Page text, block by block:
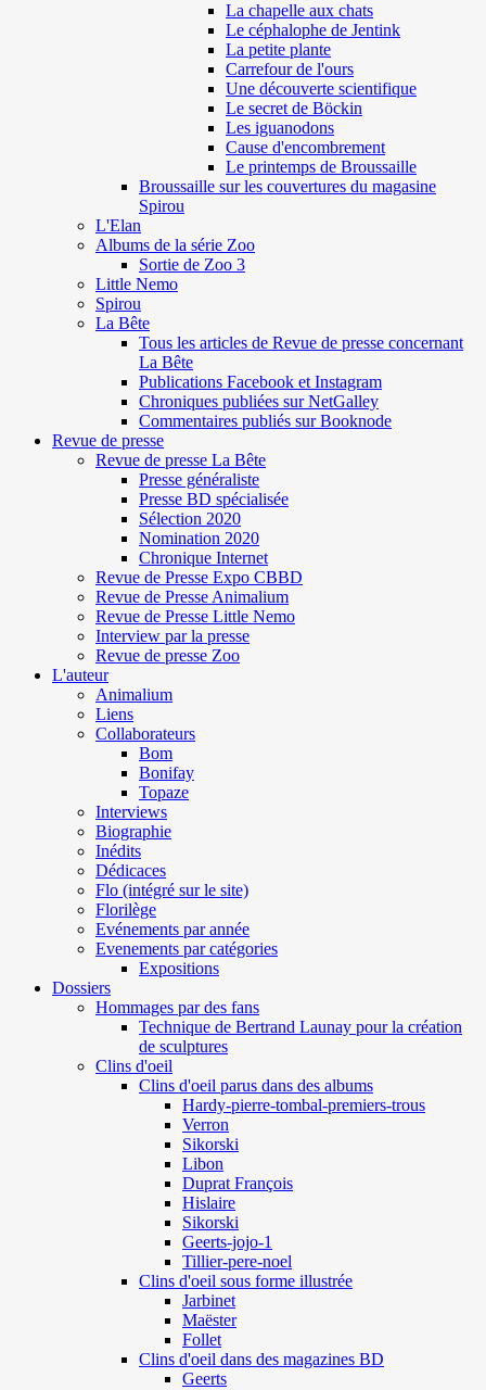
La chapelle aux chats
Le céphalophe de Jentink
La petite plante
Carrefour de l'ours
Une découverte scientifique
Le secret de Böckin
Les iguanodons
Cause d'encombrement
Le printemps de Broussaille
Broussaille sur les couvertures du magasine
Spirou
L'Elan
Albums de la série Zoo
Sortie de Zoo 3
Little Nemo
Spirou
La Bête
Tous les articles de Revue de presse concernant
La Bête
Publications Facebook et Instagram
Chroniques publiées sur NetGalley
Commentaires publiés sur Booknode
Revue de presse
Revue de presse La Bête
Presse généraliste
Presse BD spécialisée
Sélection 2020
Nomination 2020
Chronique Internet
Revue de Presse Expo CBBD
Revue de Presse Animalium
Revue de Presse Little Nemo
Interview par la presse
Revue de presse Zoo
L'auteur
Animalium
Liens
Collaborateurs
Bom
Bonifay
Topaze
Interviews
Biographie
Inédits
Dédicaces
Flo (intégré sur le site)
Florilège
Evénements par année
Evenements par catégories
Expositions
Dossiers
Hommages par des fans
Technique de Bertrand Launay pour la création
de sculptures
Clins d'oeil
Clins d'oeil parus dans des albums
Hardy-pierre-tombal-premiers-trous
Verron
Sikorski
Libon
Duprat François
Hislaire
Sikorski
Geerts-jojo-1
Tillier-pere-noel
Clins d'oeil sous forme illustrée
Jarbinet
Maëster
Follet
Clins d'oeil dans des magazines BD
Geerts